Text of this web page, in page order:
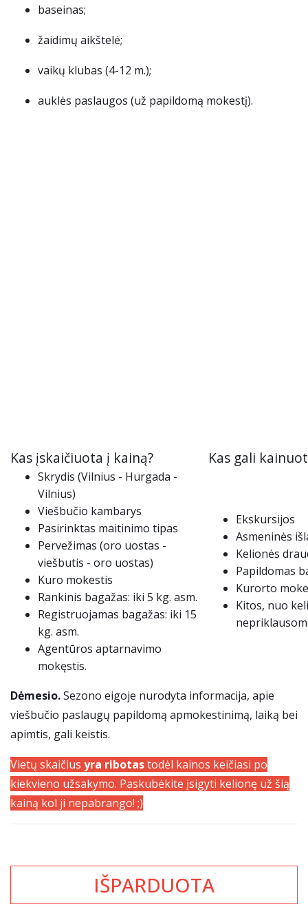
baseinas;
žaidimų aikštelė;
vaikų klubas (4-12 m.);
auklės paslaugos (už papildomą mokestį).
Kas įskaičiuota į kainą? Kas gali
Skrydis (Vilnius - Hurgada -
Vilnius)
Viešbučio kambarys
Pasirinktas maitinimo tipas
Pervežimas (oro uostas -
viešbutis - oro uostas)
Kuro mokestis
Rankinis bagažas: iki 5 kg. asm.
Registruojamas bagažas: iki 15
kg. asm.
Agentūros aptarnavimo
mokęstis.
Ekskursijos
Asmeninės
Kelionės
Papildomas
Kurorto
Kitos, nuo
Dėmesio.Sezono eigoje nurodyta informacija, apie
viešbučio paslaugų papildomą apmokestinimą, laiką bei
apimtis, gali keistis.
Vietų skaičius yra ribotastodėl kainos keičiasi po
kiekvieno užsakymo. Paskubėkite įsigyti kelionę už šią
kainą kol ji nepabrango! ;)
IŠPARDUOTA